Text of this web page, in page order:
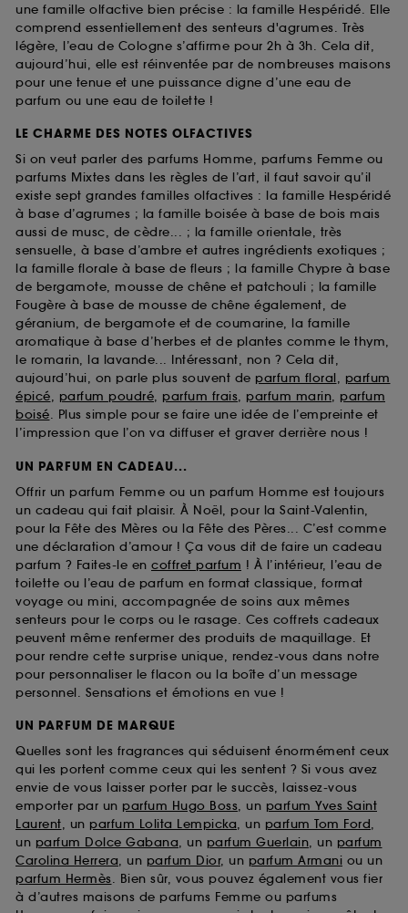
une famille olfactive bien précise : la famille Hespéridé. Elle
comprend essentiellement des senteurs d'agrumes. Très
légère, l’eau de Cologne s’affirme pour 2h à 3h. Cela dit,
aujourd’hui, elle est réinventée par de nombreuses maisons
pour une tenue et une puissance digne d’une eau de
parfum ou une eau de toilette !
LE CHARME DES NOTES OLFACTIVES
Si on veut parler des parfums Homme, parfums Femme ou
parfums Mixtes dans les règles de l’art, il faut savoir qu’il
existe sept grandes familles olfactives : la famille Hespéridé
à base d’agrumes ; la famille boisée à base de bois mais
aussi de musc, de cèdre... ; la famille orientale, très
sensuelle, à base d’ambre et autres ingrédients exotiques ;
la famille florale à base de fleurs ; la famille Chypre à base
de bergamote, mousse de chêne et patchouli ; la famille
Fougère à base de mousse de chêne également, de
géranium, de bergamote et de coumarine, la famille
aromatique à base d’herbes et de plantes comme le thym,
le romarin, la lavande... Intéressant, non ? Cela dit,
aujourd’hui, on parle plus souvent de parfum floral, parfum
épicé, parfum poudré, parfum frais, parfum marin, parfum
boisé. Plus simple pour se faire une idée de l’empreinte et
l’impression que l’on va diffuser et graver derrière nous !
UN PARFUM EN CADEAU...
Offrir un parfum Femme ou un parfum Homme est toujours
un cadeau qui fait plaisir. À Noël, pour la Saint-Valentin,
pour la Fête des Mères ou la Fête des Pères... C’est comme
une déclaration d’amour ! Ça vous dit de faire un cadeau
parfum ? Faites-le en coffret parfum ! À l’intérieur, l’eau de
toilette ou l’eau de parfum en format classique, format
voyage ou mini, accompagnée de soins aux mêmes
senteurs pour le corps ou le rasage. Ces coffrets cadeaux
peuvent même renfermer des produits de maquillage. Et
pour rendre cette surprise unique, rendez-vous dans notre
pour personnaliser le flacon ou la boîte d’un message
personnel. Sensations et émotions en vue !
UN PARFUM DE MARQUE
Quelles sont les fragrances qui séduisent énormément ceux
qui les portent comme ceux qui les sentent ? Si vous avez
envie de vous laisser porter par le succès, laissez-vous
emporter par un parfum Hugo Boss, un parfum Yves Saint
Laurent, un parfum Lolita Lempicka, un parfum Tom Ford,
un parfum Dolce Gabana, un parfum Guerlain, un parfum
Carolina Herrera, un parfum Dior, un parfum Armani ou un
parfum Hermès. Bien sûr, vous pouvez également vous fier
à d’autres maisons de parfums Femme ou parfums